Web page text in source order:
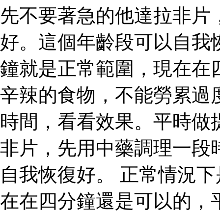
先不要著急的他達拉非
好。這個年齡段可以自我
鐘就是正常範圍，現在在
辛辣的食物，不能勞累過
時間，看看效果。平時
非片，先用中藥調理一段
自我恢復好。 正常情況
在在四分鐘還是可以的，